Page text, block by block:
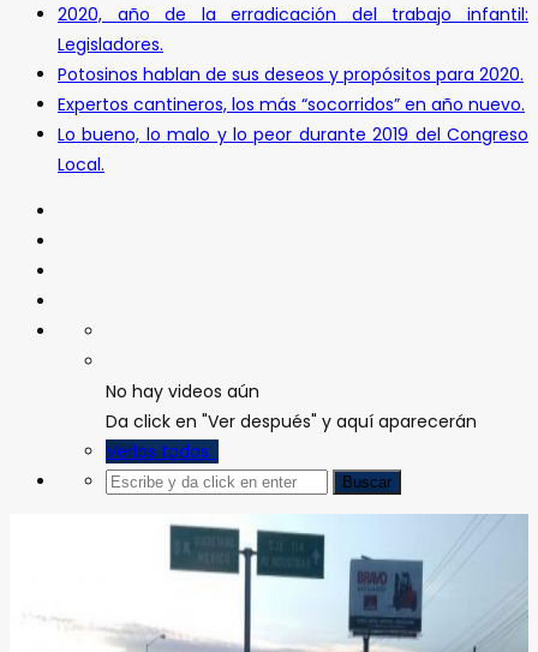
2020, año de la erradicación del trabajo infantil:
Legisladores.
Potosinos hablan de sus deseos y propósitos para 2020.
Expertos cantineros, los más “socorridos” en año nuevo.
Lo bueno, lo malo y lo peor durante 2019 del Congreso
Local.
No hay videos aún
Da click en "Ver después" y aquí aparecerán
Verlos todos